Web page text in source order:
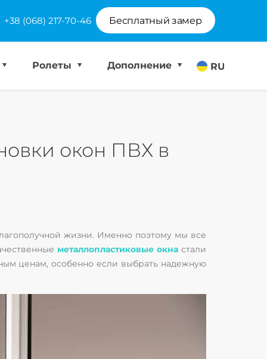
+38 (068) 217-70-46 Бесплатный замер
RU
Ролеты Дополнение
окон ПВХ в
жизни. Именно поэтому мы все
металлопластиковые окна стали
ценам, особенно если выбрать надежную